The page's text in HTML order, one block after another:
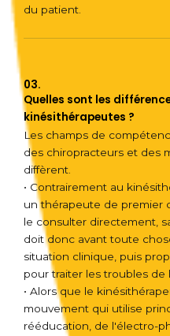
du patient.
03.
Quelles sont les
kinésithérapeutes ?
Les champs de
des chiropracteurs et des
diffèrent.
• Contrairement au
un thérapeute de premier
le consulter directement,
doit donc avant toute
situation clinique, puis
pour traiter les troubles de
• Alors que le
mouvement qui utilise
rééducation, de l'électro-